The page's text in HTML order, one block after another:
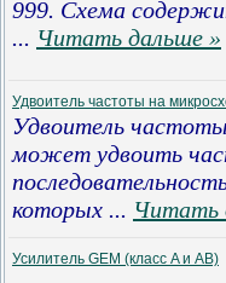
999. Схема
... Читать дальше »
Удвоитель частоты на
Удвоитель
может удвоить
которых ... Читать
Усилитель GEM (класс A и AB)